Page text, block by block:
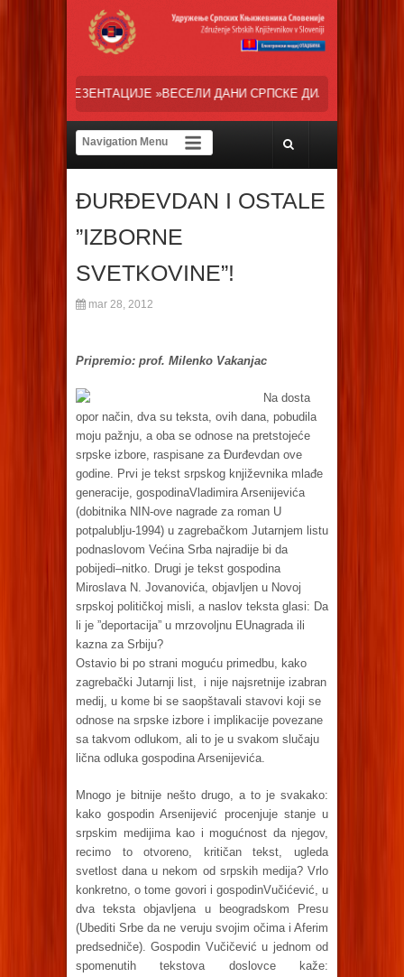
СРПСКЕ ДИЈАСПОРЕ« НАША ТРЕНУТНА ОСНОВНА ЗАЛАГАЊА
ĐURĐEVDAN I OSTALE
”IZBORNE
SVETKOVINE”!
mar 28, 2012
Pripremio: prof. Milenko Vakanjac
Na dosta
opor način, dva su teksta, ovih dana, pobudila
moju pažnju, a oba se odnose na pretstojeće
srpske izbore, raspisane za Đurđevdan ove
godine. Prvi je tekst srpskog književnika mlađe
generacije, gospodinaVladimira Arsenijevića
(dobitnika NIN-ove nagrade za roman U
potpalublju-1994) u zagrebačkom Jutarnjem listu
podnaslovom Većina Srba najradije bi da
pobijedi–nitko. Drugi je tekst gospodina
Miroslava N. Jovanovića, objavljen u Novoj
srpskoj političkoj misli, a naslov teksta glasi: Da
li je ”deportacija” u mrzovoljnu EUnagrada ili
kazna za Srbiju?
Ostavio bi po strani moguću primedbu, kako
zagrebački Jutarnji list, i nije najsretnije izabran
medij, u kome bi se saopštavali stavovi koji se
odnose na srpske izbore i implikacije povezane
sa takvom odlukom, ali to je u svakom slučaju
lična odluka gospodina Arsenijevića.
Mnogo je bitnije nešto drugo, a to je svakako:
kako gospodin Arsenijević procenjuje stanje u
srpskim medijima kao i mogućnost da njegov,
recimo to otvoreno, kritičan tekst, ugleda
svetlost dana u nekom od srpskih medija? Vrlo
konkretno, o tome govori i gospodinVučićević, u
dva teksta objavljena u beogradskom Presu
(Ubediti Srbe da ne veruju svojim očima i Aferim
predsedniče). Gospodin Vučičević u jednom od
spomenutih tekstova doslovce kaže: